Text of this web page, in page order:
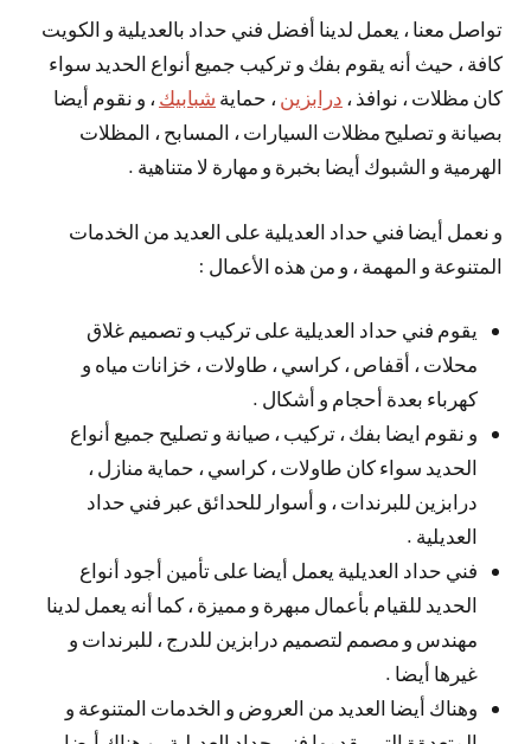
تواصل معنا ، يعمل لدينا أفضل فني حداد بالعديلية و الكويت
كافة ، حيث أنه يقوم بفك و تركيب جميع أنواع الحديد سواء
كان مظلات ، نوافذ ، درابزين ، حماية شبابيك ، و نقوم أيضا
بصيانة و تصليح مظلات السيارات ، المسابح ، المظلات
الهرمية و الشبوك أيضا بخبرة و مهارة لا متناهية .
و نعمل أيضا فني حداد العديلية على العديد من الخدمات
المتنوعة و المهمة ، و من هذه الأعمال :
يقوم فني حداد العديلية على تركيب و تصميم غلاق
محلات ، أقفاص ، كراسي ، طاولات ، خزانات مياه و
كهرباء بعدة أحجام و أشكال .
و نقوم ايضا بفك ، تركيب ، صيانة و تصليح جميع أنواع
الحديد سواء كان طاولات ، كراسي ، حماية منازل ،
درابزين للبرندات ، و أسوار للحدائق عبر فني حداد
العديلية .
فني حداد العديلية يعمل أيضا على تأمين أجود أنواع
الحديد للقيام بأعمال مبهرة و مميزة ، كما أنه يعمل لدينا
مهندس و مصمم لتصميم درابزين للدرج ، للبرندات و
غيرها أيضا .
وهناك أيضا العديد من العروض و الخدمات المتنوعة و